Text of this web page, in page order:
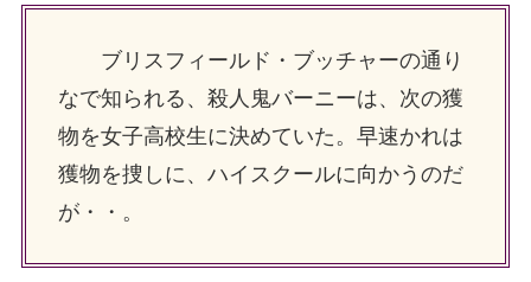
ブリスフィールド・ブッチャーの通り
なで知られる、殺人鬼バーニーは、次の獲
物を女子高校生に決めていた。早速かれは
獲物を捜しに、ハイスクールに向かうのだ
が・・。